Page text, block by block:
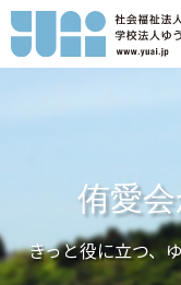
侑愛
きっと役に立つ、